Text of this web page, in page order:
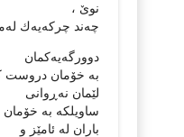
نوێ ،
چه‌ند چركه‌یه‌ك
دوورگه‌یه‌كمان
به‌ خۆمان دروست
لێمان نه‌ڕوانی
ساویلكه‌ به‌
باران له‌ ئامێز و